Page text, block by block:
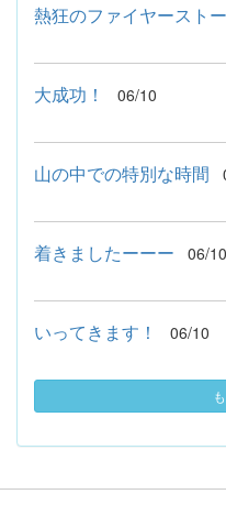
熱狂のファイヤースト
大成功！ 06/10
山の中での特別な時間
着きましたーーー 06/10
いってきます！ 06/10